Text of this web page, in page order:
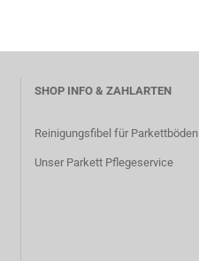
SHOP INFO & ZAHLARTEN
Reinigungsfibel für Parkettböden
Unser Parkett Pflegeservice